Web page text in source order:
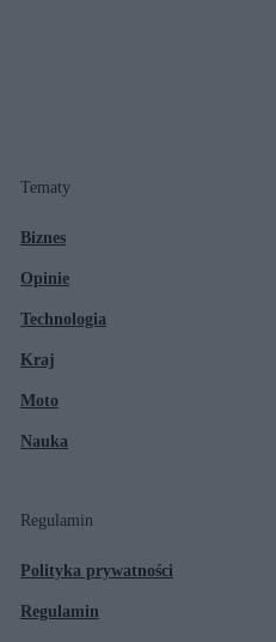
Tematy
Biznes
Opinie
Technologia
Kraj
Moto
Nauka
Regulamin
Polityka prywatności
Regulamin